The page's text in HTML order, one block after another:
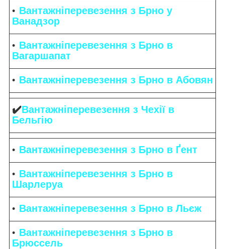
Вантажніперевезення з Брно у
Ванадзор
Вантажніперевезення з Брно в
Вагаршапат
Вантажніперевезення з Брно в Абовян
✔️Вантажніперевезення з Чехії в
Бельгію
Вантажніперевезення з Брно в Ґент
Вантажніперевезення з Брно в
Шарлеруа
Вантажніперевезення з Брно в Льєж
Вантажніперевезення з Брно в
Брюссель